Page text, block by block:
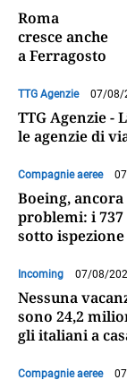
Roma
cresce anche
a Ferragosto
TTG Agenzie 07/08/
TTG Agenzie -
le agenzie di
Compagnie aeree
Boeing, ancora
problemi: i 737
sotto ispezione
Incoming 07/08/
Nessuna
sono 24,2
gli italiani a
Compagnie aeree